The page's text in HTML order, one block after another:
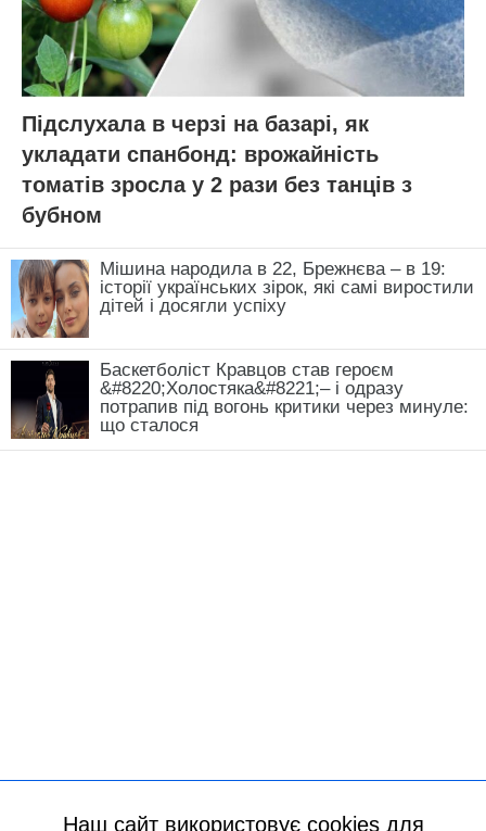
Підслухала в черзі на базарі, як
укладати спанбонд: врожайність
томатів зросла у 2 рази без танців з
бубном
Мішина народила в 22, Брежнєва – в 19:
історії українських зірок, які самі виростили
дітей і досягли успіху
Баскетболіст Кравцов став героєм
&#8220;Холостяка&#8221;– і одразу
потрапив під вогонь критики через минуле:
що сталося
Наш сайт використовує cookies для